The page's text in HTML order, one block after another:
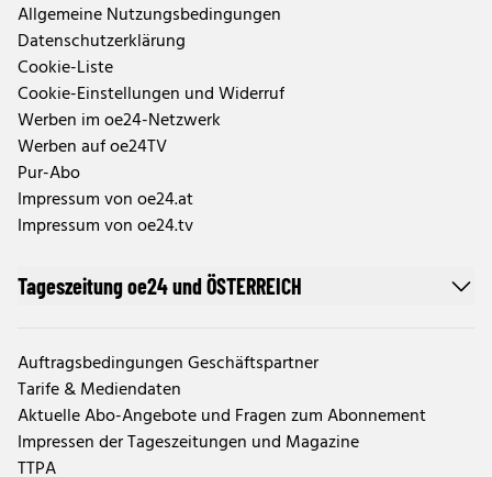
Allgemeine Nutzungsbedingungen
Datenschutzerklärung
Cookie-Liste
Cookie-Einstellungen und Widerruf
Werben im oe24-Netzwerk
Werben auf oe24TV
Pur-Abo
Impressum von oe24.at
Impressum von oe24.tv
Tageszeitung oe24 und ÖSTERREICH
Auftragsbedingungen Geschäftspartner
Tarife & Mediendaten
Aktuelle Abo-Angebote und Fragen zum Abonnement
Impressen der Tageszeitungen und Magazine
TTPA